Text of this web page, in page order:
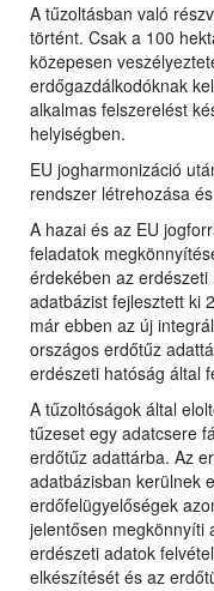
A tűzoltásban való
történt. Csak a 100
közepesen
erdőgazdálkodóknak
alkalmas felszerelést
helyiségben.
EU jogharmonizáció
rendszer létrehozása
A hazai és az EU
feladatok
érdekében az
adatbázist fejlesztett ki
már ebben az új
országos erdőtűz
erdészeti hatóság által
A tűzoltóságok által
tűzeset egy adatcsere
erdőtűz adattárba. Az
adatbázisban kerülnek
erdőfelügyelőségek
jelentősen megkönnyíti
erdészeti adatok
elkészítését és az